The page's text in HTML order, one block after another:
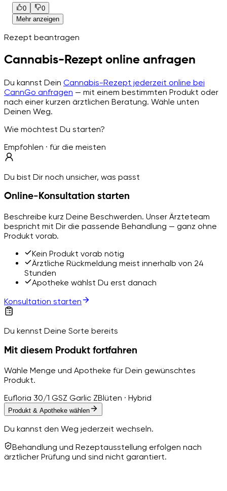
0
0
Mehr anzeigen
Rezept beantragen
Cannabis-Rezept online anfragen
Du kannst Dein Cannabis-Rezept jederzeit online bei
CannGo anfragen — mit einem bestimmten Produkt oder
nach einer kurzen ärztlichen Beratung. Wähle unten
Deinen Weg.
Wie möchtest Du starten?
Empfohlen · für die meisten
Du bist Dir noch unsicher, was passt
Online-Konsultation starten
Beschreibe kurz Deine Beschwerden. Unser Ärzteteam
bespricht mit Dir die passende Behandlung — ganz ohne
Produkt vorab.
Kein Produkt vorab nötig
Ärztliche Rückmeldung meist innerhalb von 24
Stunden
Apotheke wählst Du erst danach
Konsultation starten
Du kennst Deine Sorte bereits
Mit diesem Produkt fortfahren
Wähle Menge und Apotheke für Dein gewünschtes
Produkt.
Eufloria 30/1 GSZ Garlic ZBlüten · Hybrid
Produkt & Apotheke wählen
Du kannst den Weg jederzeit wechseln.
Behandlung und Rezeptausstellung erfolgen nach
ärztlicher Prüfung und sind nicht garantiert.